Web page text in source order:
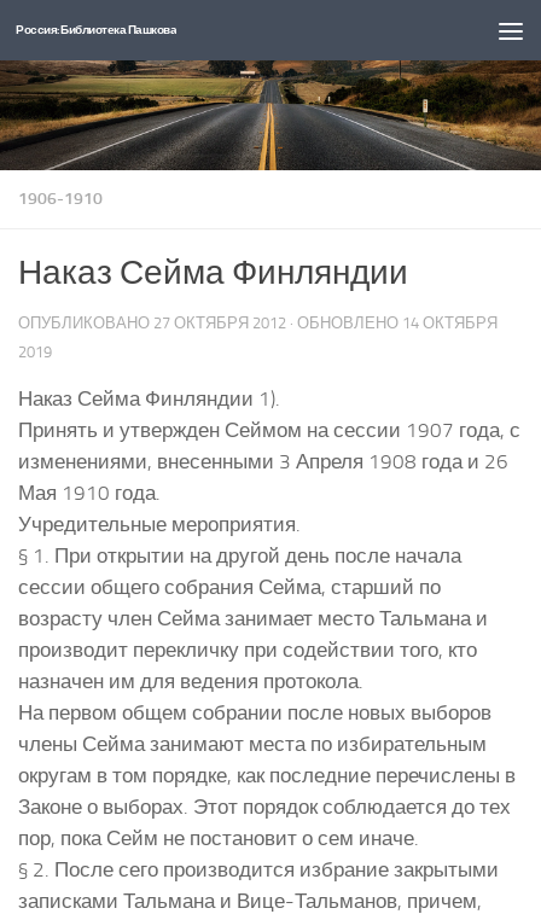
Перейти к содержимому
Россия: Библиотека Пашкова
1906-1910
Наказ Сейма Финляндии
ОПУБЛИКОВАНО 27 ОКТЯБРЯ 2012 · ОБНОВЛЕНО 14 ОКТЯБРЯ
2019
Наказ Сейма Финляндии 1).
Принять и утвержден Сеймом на сессии 1907 года, с
изменениями, внесенными 3 Апреля 1908 года и 26
Мая 1910 года.
Учредительные мероприятия.
§ 1. При открытии на другой день после начала
сессии общего собрания Сейма, старший по
возрасту член Сейма занимает место Тальмана и
производит перекличку при содействии того, кто
назначен им для ведения протокола.
На первом общем собрании после новых выборов
члены Сейма занимают места по избирательным
округам в том порядке, как последние перечислены в
Законе о выборах. Этот порядок соблюдается до тех
пор, пока Сейм не постановит о сем иначе.
§ 2. После сего производится избрание закрытыми
записками Тальмана и Вице-Тальманов, причем,